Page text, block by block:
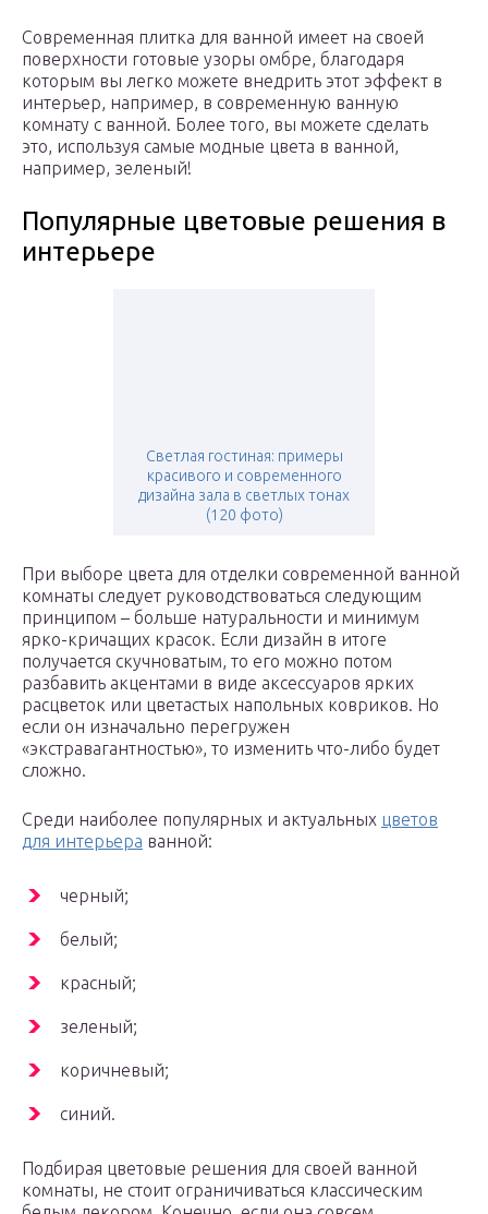
Современная плитка для ванной имеет на своей
поверхности готовые узоры омбре, благодаря
которым вы легко можете внедрить этот эффект в
интерьер, например, в современную ванную
комнату с ванной. Более того, вы можете сделать
это, используя самые модные цвета в ванной,
например, зеленый!
Популярные цветовые решения в
интерьере
Светлая гостиная: примеры
красивого и современного
дизайна зала в светлых тонах
(120 фото)
При выборе цвета для отделки современной ванной
комнаты следует руководствоваться следующим
принципом – больше натуральности и минимум
ярко-кричащих красок. Если дизайн в итоге
получается скучноватым, то его можно потом
разбавить акцентами в виде аксессуаров ярких
расцветок или цветастых напольных ковриков. Но
если он изначально перегружен
«экстравагантностью», то изменить что-либо будет
сложно.
Среди наиболее популярных и актуальных цветов
для интерьера ванной:
черный;
белый;
красный;
зеленый;
коричневый;
синий.
Подбирая цветовые решения для своей ванной
комнаты, не стоит ограничиваться классическим